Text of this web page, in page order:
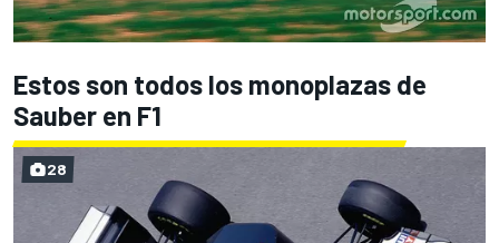
Estos son todos los monoplazas de
Sauber en F1
28